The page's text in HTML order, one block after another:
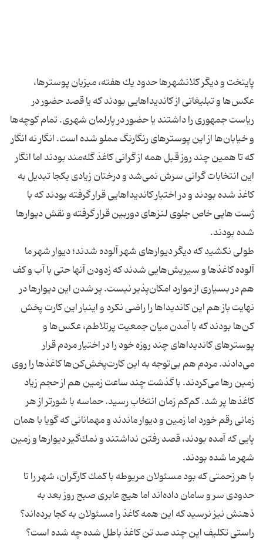
پایتخت و دیگر كلانشهرها حدود یك هفته، میزبان پوسترها،
عكس‌ها و تبلیغاتی از كاندیداهایی بودند كه یا قصد حضور در
ریاست جمهوری را داشتند یا حضور در پارلمان شهری. تمام كوچه‌ها
و خیابان‌ها از این پوسترهای رنگارنگ مملو شده است. انگار نه انگار
كه تا همین چند روز قبل همه از گرانی كاغذ گله‌مند بودند اما انگار
این انتخابات گرانی سرش نمی‌شد و درختان زیادی یكجا تبدیل به
كاغذ شده بودند و در اختیار كاندیداهایی قرار گرفته بودند كه با
ژست هایی خاص جلوی لنز‌های دوربین قرار گرفته و نقش دیوارها
طولی نكشید كه دیگر دیوارهای شهر آلوده شدند؛ دیوار شهر ما
آلوده كاغذها و سیریش‌هایی شدند كه زدودن آنها حتی با آب و كف
هم در بسیاری از موارد امكان‌پذیر نیست. پر شدن این دیوارها در
نهایت باز هم این كاندیداها را راضی نكرد و اینبار این كارت پخش
كن‌ها بودند كه با آمدن میان جمعیت پرتلاطم، عكس‌ها و
پوسترهای كاندیداهای چند روزه خود را در اختیار مردم قرار
می‌دادند. مردم هم بی‌توجه به این كارت‌پخش‌كن‌ها كاغذها را روی
زمین رها می‌كردند. با گذشت چند ساعت زمین هم از حجم زیاد
كاغذها پر شد. كم‌كم زمان انتخاب رسید. حماسه با شور‌تر از هر
زمانی رقم خورد اما زمین و دیوار ماندند و مهمانانی كه گویا با همان
پایی كه آمده بودند، قصد رفتن نداشتند و نمك‌گیر دیوارها و زمین
با هر زحمتی كه بود مسئولان مربوطه با كمك كارگران، شهر را تا
حدودی سر و سامان داده‌اند اما هیچ عابری صبح روز بعد به
ذهنش نیز نرسید كه این همه كاغذ را مسئولان به كجا برده‌اند؟